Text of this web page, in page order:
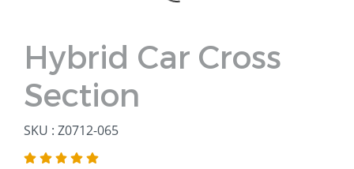
Hybrid Car Cross
Section
SKU : Z0712-065